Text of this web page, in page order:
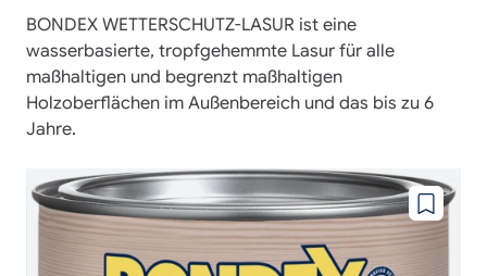
BONDEX WETTERSCHUTZ-LASUR ist eine
wasserbasierte, tropfgehemmte Lasur für alle
maßhaltigen und begrenzt maßhaltigen
Holzoberflächen im Außenbereich und das bis zu 6
Jahre.
Zu